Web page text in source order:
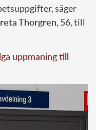
säger
Thorgren, 56, till
uppmaning till